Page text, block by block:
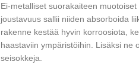
Ei-metalliset suorakaiteen
joustavuus sallii niiden absorboida
rakenne kestää hyvin korroosiota,
haastaviin ympäristöihin. Lisäksi ne
seisokkeja.